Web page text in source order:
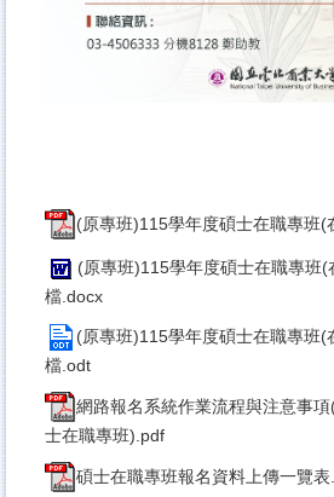
(原專班)115學年度碩士在職專班(
(原專班)115學年度碩士在職專班
檔.docx
(原專班)115學年度碩士在職專班(
檔.odt
網路報名系統作業流程與注意事
士在職專班).pdf
碩士在職專班報名資料上傳一覽